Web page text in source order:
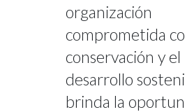
organización
comprometida
conservación y el
desarrollo
brinda la